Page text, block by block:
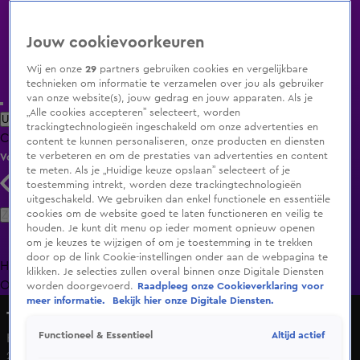
Uitzending Gemist Populaire programma's Zenders Genres
ClipsFilmsRadioSmart TV inlogShop
Volg KIJK
Zoeken
HomeUitzending Gemist Programma's De Bondgenoten
OranjezomerLivestreamsShop
The Talent Scouts
Hard2Get - Iris
29 juli 2023, 20:30
Jouw cookievoorkeuren
Wij en onze29 partners gebruiken cookies en vergelijkbare
technieken om informatie te verzamelen over jou als gebruiker
van onze website(s), jouw gedrag en jouw apparaten. Als je
„Alle cookies accepteren” selecteert, worden
trackingtechnologieën ingeschakeld om onze advertenties en
content te kunnen personaliseren, onze producten en diensten
te verbeteren en om de prestaties van advertenties en content
te meten. Als je „Huidige keuze opslaan” selecteert of je
toestemming intrekt, worden deze trackingtechnologieën
uitgeschakeld. We gebruiken dan enkel functionele en essentiële
cookies om de website goed te laten functioneren en veilig te
houden. Je kunt dit menu op ieder moment opnieuw openen
om je keuzes te wijzigen of om je toestemming in te trekken
door op de link Cookie-instellingen onder aan de webpagina te
klikken. Je selecties zullen overal binnen onze Digitale Diensten
worden doorgevoerd.
Raadpleeg onze Cookieverklaring voor
meer informatie.
Bekijk hier onze Digitale Diensten.
Functioneel & Essentieel Altijd actief